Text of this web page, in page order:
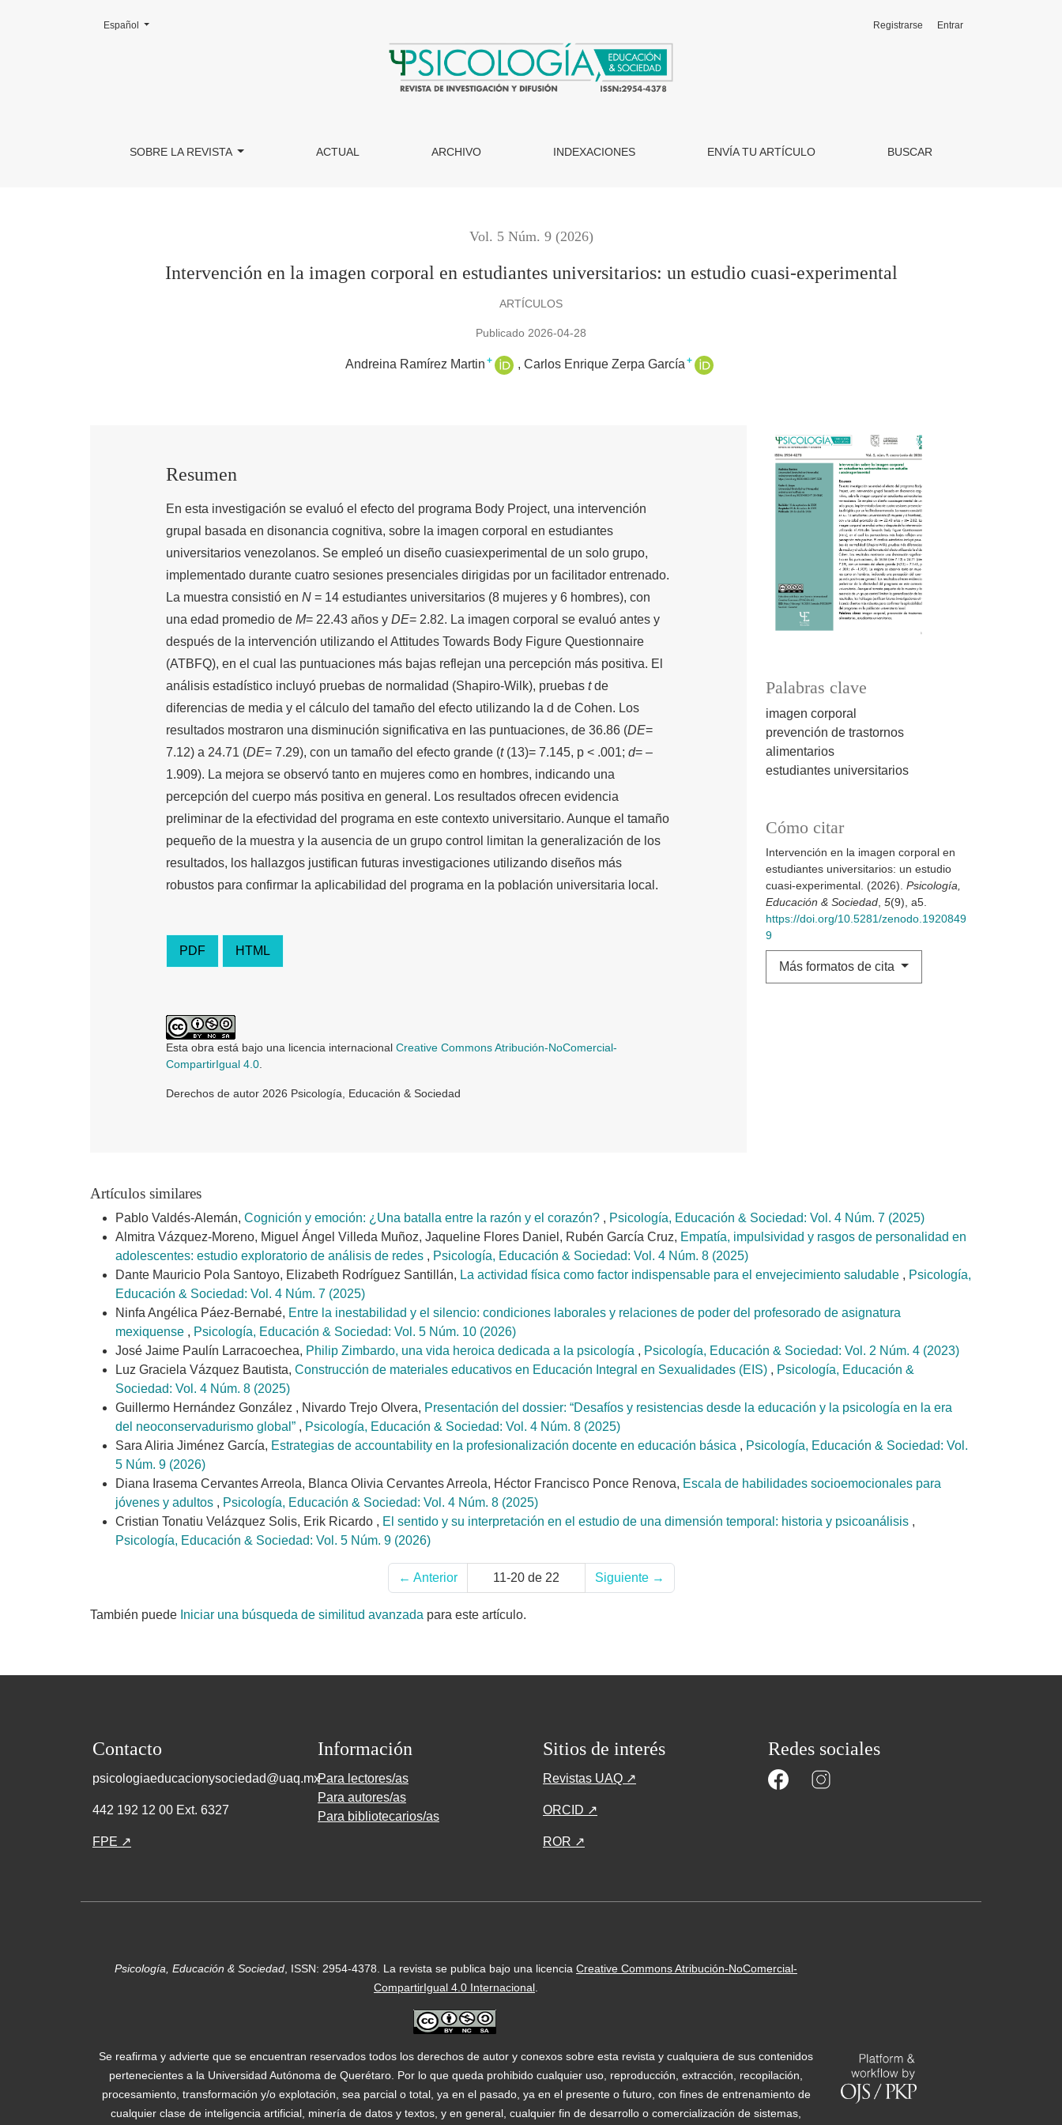
Intervención en la imagen corporal en estudiantes universitarios: un estudio cuasi-experimental
SOBRE LA REVISTA ACTUAL ARCHIVO INDEXACIONES ENVÍA TU ARTÍCULO BUSCAR
Registrarse Entrar
Cambiar el idioma. El actual es:
Español
Vol. 5 Núm. 9 (2026)
Intervención en la imagen corporal en estudiantes universitarios: un estudio cuasi-experimental
ARTÍCULOS
Publicado 2026-04-28
Andreina Ramírez Martin + Carlos Enrique Zerpa García +
Palabras clave
imagen corporal
prevención de trastornos
alimentarios
estudiantes universitarios
Cómo citar
Intervención en la imagen corporal en
estudiantes universitarios: un estudio
cuasi-experimental. (2026). Psicología,
Educación & Sociedad 5(9), a5.
https://doi.org/10.5281/zenodo.1920849
9
Más formatos de cita
Resumen
En esta investigación se evaluó el efecto del programa Body Project, una intervención
grupal basada en disonancia cognitiva, sobre la imagen corporal en estudiantes
universitarios venezolanos. Se empleó un diseño cuasiexperimental de un solo grupo,
implementado durante cuatro sesiones presenciales dirigidas por un facilitador entrenado.
La muestra consistió en N = 14 estudiantes universitarios (8 mujeres y 6 hombres), con
una edad promedio de M= 22.43 años y DE= 2.82. La imagen corporal se evaluó antes y
después de la intervención utilizando el Attitudes Towards Body Figure Questionnaire
(ATBFQ), en el cual las puntuaciones más bajas reflejan una percepción más positiva. El
análisis estadístico incluyó pruebas de normalidad (Shapiro-Wilk), pruebas tde
diferencias de media y el cálculo del tamaño del efecto utilizando la d de Cohen. Los
resultados mostraron una disminución significativa en las puntuaciones, de 36.86 (DE=
7.12) a 24.71 (DE= 7.29), con un tamaño del efecto grande (t(13)= 7.145, p < .001; d= –
1.909). La mejora se observó tanto en mujeres como en hombres, indicando una
percepción del cuerpo más positiva en general. Los resultados ofrecen evidencia
preliminar de la efectividad del programa en este contexto universitario. Aunque el tamaño
pequeño de la muestra y la ausencia de un grupo control limitan la generalización de los
resultados, los hallazgos justifican futuras investigaciones utilizando diseños más
robustos para confirmar la aplicabilidad del programa en la población universitaria local.
PDF HTML
Esta obra está bajo una licencia internacional Creative Commons Atribución-NoComercial-
CompartirIgual 4.0
Derechos de autor 2026 Psicología, Educación & Sociedad
Artículos similares
Pablo Valdés-Alemán, Cognición y emoción: ¿Una batalla entre la razón y el corazón? , Psicología, Educación & Sociedad: Vol. 4 Núm. 7 (2025)
Almitra Vázquez-Moreno, Miguel Ángel Villeda Muñoz, Jaqueline Flores Daniel, Rubén García Cruz, Empatía, impulsividad y rasgos de personalidad en
adolescentes: estudio exploratorio de análisis de redes , Psicología, Educación & Sociedad: Vol. 4 Núm. 8 (2025)
Dante Mauricio Pola Santoyo, Elizabeth Rodríguez Santillán, La actividad física como factor indispensable para el envejecimiento saludable , Psicología,
Educación & Sociedad: Vol. 4 Núm. 7 (2025)
Ninfa Angélica Páez-Bernabé, Entre la inestabilidad y el silencio: condiciones laborales y relaciones de poder del profesorado de asignatura
mexiquense , Psicología, Educación & Sociedad: Vol. 5 Núm. 10 (2026)
José Jaime Paulín Larracoechea, Philip Zimbardo, una vida heroica dedicada a la psicología , Psicología, Educación & Sociedad: Vol. 2 Núm. 4 (2023)
Luz Graciela Vázquez Bautista, Construcción de materiales educativos en Educación Integral en Sexualidades (EIS) , Psicología, Educación &
Sociedad: Vol. 4 Núm. 8 (2025)
Guillermo Hernández González , Nivardo Trejo Olvera, Presentación del dossier: “Desafíos y resistencias desde la educación y la psicología en la era
del neoconservadurismo global” , Psicología, Educación & Sociedad: Vol. 4 Núm. 8 (2025)
Sara Aliria Jiménez García, Estrategias de accountability en la profesionalización docente en educación básica , Psicología, Educación & Sociedad: Vol.
5 Núm. 9 (2026)
Diana Irasema Cervantes Arreola, Blanca Olivia Cervantes Arreola, Héctor Francisco Ponce Renova, Escala de habilidades socioemocionales para
jóvenes y adultos , Psicología, Educación & Sociedad: Vol. 4 Núm. 8 (2025)
Cristian Tonatiu Velázquez Solis, Erik Ricardo , El sentido y su interpretación en el estudio de una dimensión temporal: historia y psicoanálisis ,
Psicología, Educación & Sociedad: Vol. 5 Núm. 9 (2026)
← Anterior 11-20 de 22 Siguiente →
También puede Iniciar una búsqueda de similitud avanzada para este artículo.
Contacto
psicologiaeducacionysociedad@uaq.mx
442 192 12 00 Ext. 6327
FPE ↗
Información
Para lectores/as
Para autores/as
Para bibliotecarios/as
Sitios de interés
Revistas UAQ ↗
ORCID ↗
ROR ↗
Redes sociales
Psicología, Educación & Sociedad , ISSN: 2954-4378. La revista se publica bajo una licencia Creative Commons Atribución-NoComercial-
CompartirIgual 4.0 Internacional
Se reafirma y advierte que se encuentran reservados todos los derechos de autor y conexos sobre esta revista y cualquiera de sus contenidos
pertenecientes a la Universidad Autónoma de Querétaro. Por lo que queda prohibido cualquier uso, reproducción, extracción, recopilación,
procesamiento, transformación y/o explotación, sea parcial o total, ya en el pasado, ya en el presente o futuro, con fines de entrenamiento de
cualquier clase de inteligencia artificial, minería de datos y textos, y en general, cualquier fin de desarrollo o comercialización de sistemas,